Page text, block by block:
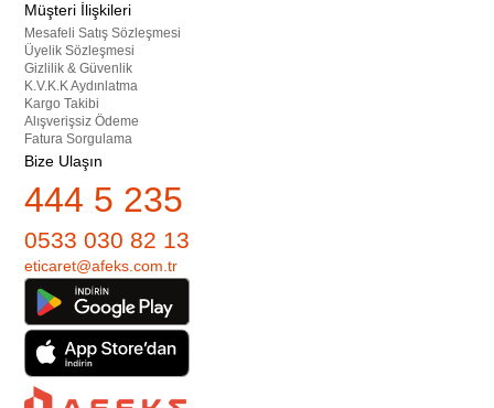
Müşteri İlişkileri
Mesafeli Satış Sözleşmesi
Üyelik Sözleşmesi
Gizlilik & Güvenlik
K.V.K.K Aydınlatma
Kargo Takibi
Alışverişsiz Ödeme
Fatura Sorgulama
Bize Ulaşın
444 5 235
0533 030 82 13
eticaret@afeks.com.tr